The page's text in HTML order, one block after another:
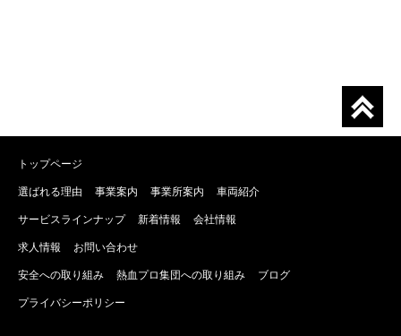
トップページ
選ばれる理由 事業案内 事業所案内 車両紹介
サービスラインナップ 新着情報 会社情報
求人情報 お問い合わせ
安全への取り組み 熱血プロ集団への取り組み ブログ
プライバシーポリシー